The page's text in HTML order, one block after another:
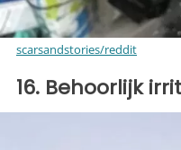
scarsandstories/reddit
16. Behoorlijk